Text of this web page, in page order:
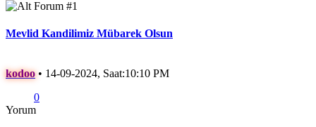
Mevlid Kandilimiz Mübarek Olsun
kodoo • 14-09-2024, Saat:10:10 PM
0
Yorum